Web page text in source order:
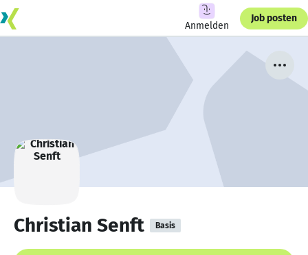
Anmelden
Job posten
Christian Senft Basis